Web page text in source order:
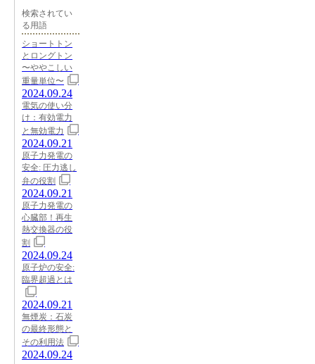
検索されてい
る用語
ショートトン
とロングトン
〜ややこしい
重量単位〜
2024.09.24
電気の使い分
け：有効電力
と無効電力
2024.09.21
原子力発電の
安全: 圧力逃し
弁の役割
2024.09.21
原子力発電の
心臓部！再生
熱交換器の役
割
2024.09.24
原子炉の安全:
臨界超過とは
2024.09.21
無煙炭：石炭
の最終形態と
その利用法
2024.09.24